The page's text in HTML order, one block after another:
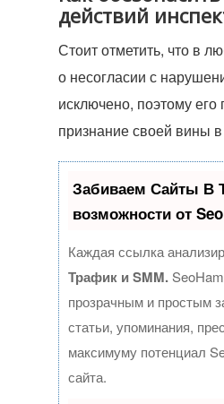
действий
Стоит отметить, что в
о несогласии с
исключено, поэтому
признание своей вины
Забиваем Сайты
возможности от
Каждая ссылка
Трафик и SMM.
прозрачным и простым
статьи, упоминания,
максимуму потенциал
сайта.